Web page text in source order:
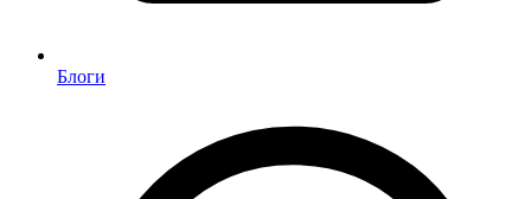
Блоги